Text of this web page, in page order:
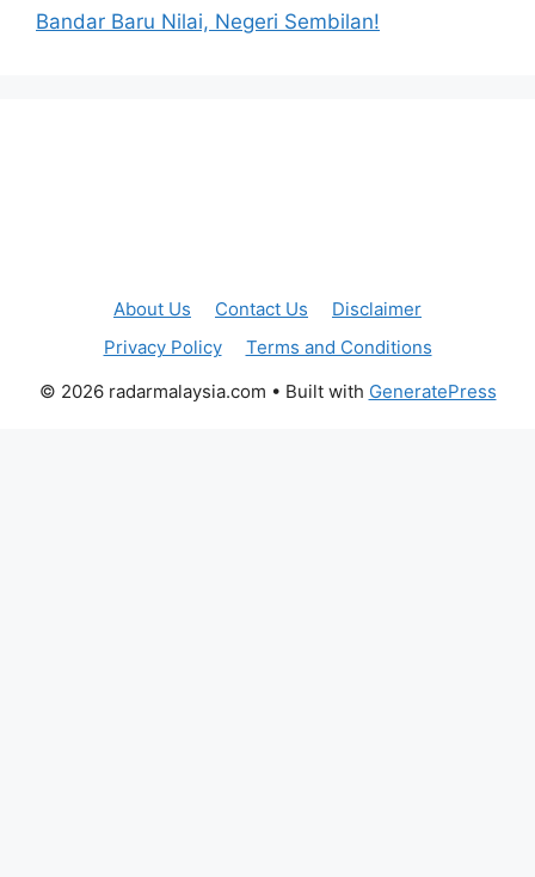
Bandar Baru Nilai, Negeri Sembilan!
About Us Contact Us
Disclaimer
Privacy Policy
Terms and Conditions
© 2026 radarmalaysia.com • Built with GeneratePress